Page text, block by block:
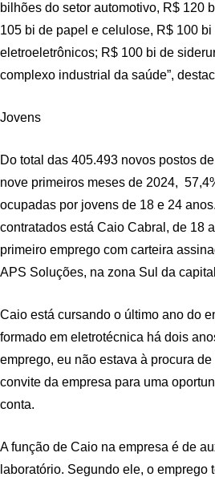
bilhões do setor automotivo, R$ 120
105 bi de papel e celulose, R$ 100
eletroeletrônicos; R$ 100 bi de
complexo industrial da saúde”,
Jovens
Do total das 405.493 novos postos
nove primeiros meses de 2024,
ocupadas por jovens de 18 e 24
contratados está Caio Cabral, de 18
primeiro emprego com carteira
APS Soluções, na zona Sul da
Caio está cursando o último ano do
formado em eletrotécnica há dois
emprego, eu não estava à procura
convite da empresa para uma
conta.
A função de Caio na empresa é de
laboratório. Segundo ele, o emprego